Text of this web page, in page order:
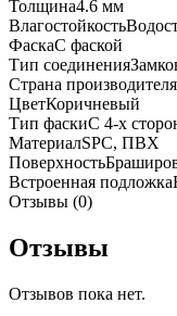
Толщина4.6 мм
Влагостойкость
ФаскаС фаской
Тип соединения
Страна производителя
ЦветКоричневый
Тип фаскиС 4-х
МатериалSPC, ПВХ
Поверхность
Встроенная подложка
Отзывы (0)
Отзывы
Отзывов пока нет.